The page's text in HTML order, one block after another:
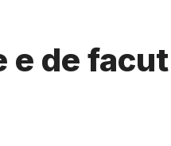
e de facut